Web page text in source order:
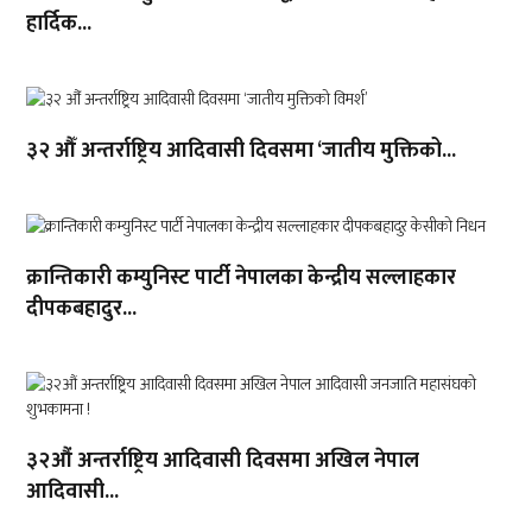
हार्दिक...
३२ औँ अन्तर्राष्ट्रिय आदिवासी दिवसमा ‘जातीय मुक्तिको...
क्रान्तिकारी कम्युनिस्ट पार्टी नेपालका केन्द्रीय सल्लाहकार
दीपकबहादुर...
३२औं अन्तर्राष्ट्रिय आदिवासी दिवसमा अखिल नेपाल
आदिवासी...